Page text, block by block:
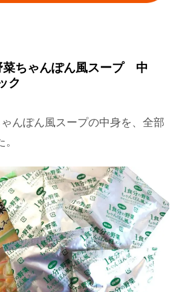
菜ちゃんぽん風スープ 中
ク
んぽん風スープの中身を、全部